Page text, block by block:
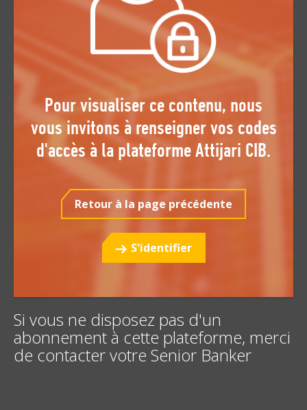
Pour visualiser ce contenu, nous
vous invitons à renseigner vos codes
d'accès à la plateforme Attijari CIB.
Retour à la page précédente
S'identifier
Si vous ne disposez pas d'un
abonnement à cette plateforme, merci
de contacter votre Senior Banker